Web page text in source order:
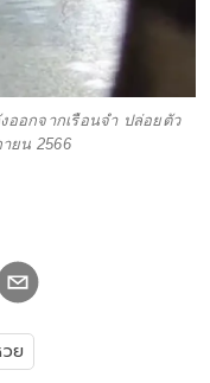
ออกจากเรือนจำ ปล่อยตัว
ยน 2566
ย